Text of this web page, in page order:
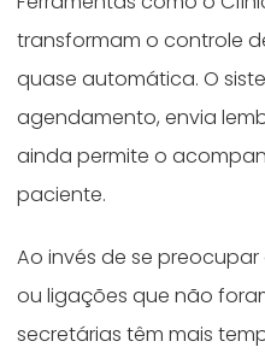
transformam o controle
quase automática. O
agendamento, envia
ainda permite o
paciente.
Ao invés de se
ou ligações que não
secretárias têm mais